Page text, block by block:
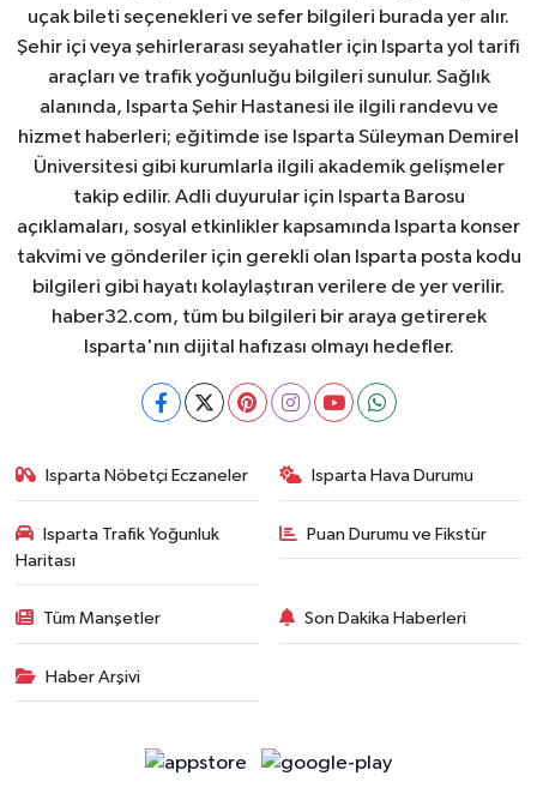
uçak bileti seçenekleri ve sefer bilgileri burada yer alır.
Şehir içi veya şehirlerarası seyahatler için Isparta yol tarifi
araçları ve trafik yoğunluğu bilgileri sunulur. Sağlık
alanında, Isparta Şehir Hastanesi ile ilgili randevu ve
hizmet haberleri; eğitimde ise Isparta Süleyman Demirel
Üniversitesi gibi kurumlarla ilgili akademik gelişmeler
takip edilir. Adli duyurular için Isparta Barosu
açıklamaları, sosyal etkinlikler kapsamında Isparta konser
takvimi ve gönderiler için gerekli olan Isparta posta kodu
bilgileri gibi hayatı kolaylaştıran verilere de yer verilir.
haber32.com, tüm bu bilgileri bir araya getirerek
Isparta'nın dijital hafızası olmayı hedefler.
Isparta Nöbetçi Eczaneler Isparta Hava Durumu
Isparta Trafik Yoğunluk
Haritası
Puan Durumu ve Fikstür
Tüm Manşetler Son Dakika Haberleri
Haber Arşivi